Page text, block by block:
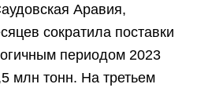
Аравия,
сократила поставки
периодом 2023
млн тонн. На третьем